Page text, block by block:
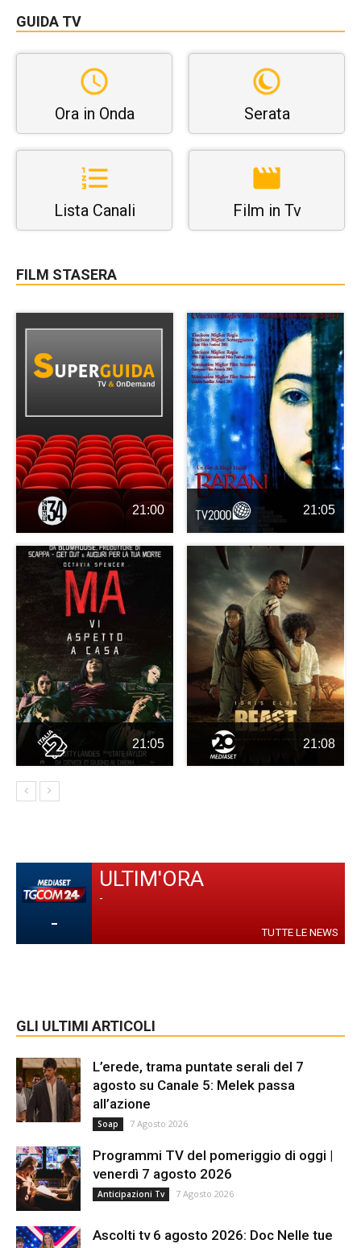
GUIDA TV
Ora in Onda Serata
Lista Canali Film in Tv
FILM STASERA
21:00 21:05
21:05 21:08
-
ULTIM'ORA
-
TUTTE LE NEWS
GLI ULTIMI ARTICOLI
L’erede, trama puntate serali del 7
agosto su Canale 5: Melek passa
all’azione
Soap 7 Agosto 2026
Programmi TV del pomeriggio di oggi |
venerdì 7 agosto 2026
Anticipazioni Tv 7 Agosto 2026
Ascolti tv 6 agosto 2026: Doc Nelle tue